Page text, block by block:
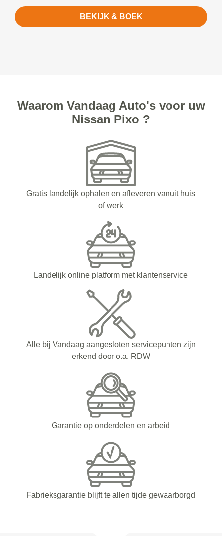
BEKIJK & BOEK
Waarom Vandaag Auto's voor uw
Nissan Pixo ?
Gratis landelijk ophalen en afleveren vanuit huis
of werk
Landelijk online platform met klantenservice
Alle bij Vandaag aangesloten servicepunten zijn
erkend door o.a. RDW
Garantie op onderdelen en arbeid
Fabrieksgarantie blijft te allen tijde gewaarborgd